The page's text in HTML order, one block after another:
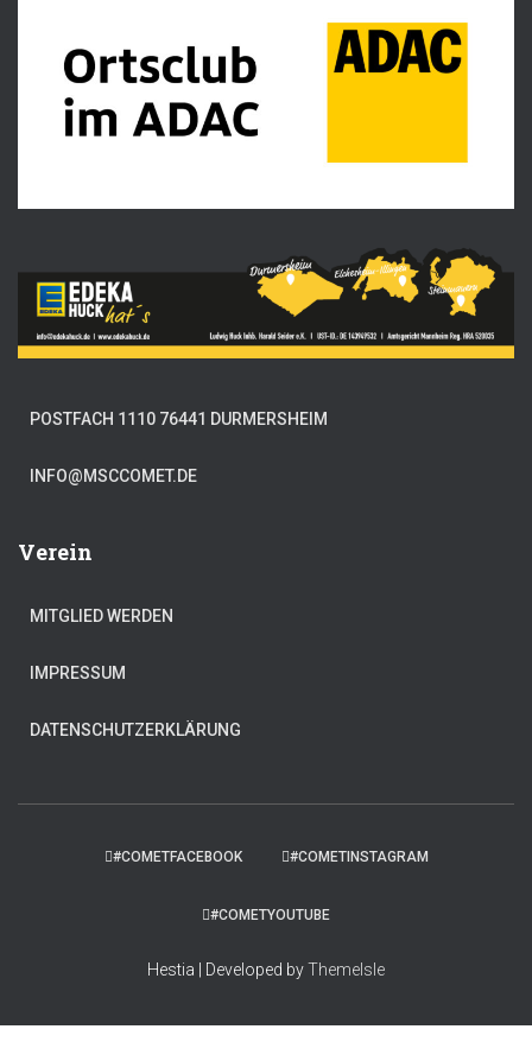
POSTFACH 1110 76441 DURMERSHEIM
INFO@MSCCOMET.DE
Verein
MITGLIED WERDEN
IMPRESSUM
DATENSCHUTZERKLÄRUNG
#COMETFACEBOOK #COMETINSTAGRAM
#COMETYOUTUBE
Hestia | Developed byThemeIsle